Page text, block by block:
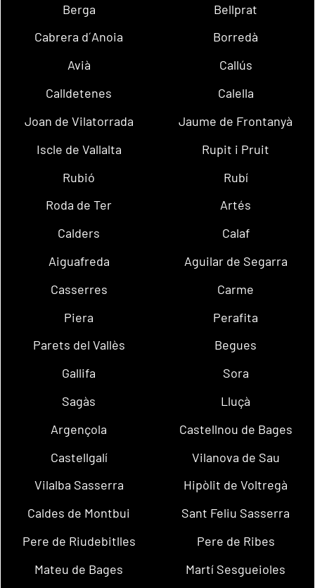
Berga
Bellprat
Cabrera d´Anoia
Borredà
Avià
Callús
Calldetenes
Calella
Joan de Vilatorrada
Jaume de Frontanyà
Iscle de Vallalta
Rupit i Pruit
Rubió
Rubí
Roda de Ter
Artés
Calders
Calaf
Aiguafreda
Aguilar de Segarra
Casserres
Carme
Piera
Perafita
Parets del Vallès
Begues
Gallifa
Sora
Sagàs
Lluçà
Argençola
Castellnou de Bages
Castellgalí
Vilanova de Sau
Vilalba Sasserra
Hipòlit de Voltregà
Caldes de Montbui
Sant Feliu Sasserra
Pere de Riudebitlles
Pere de Ribes
Mateu de Bages
Martí Sesgueioles